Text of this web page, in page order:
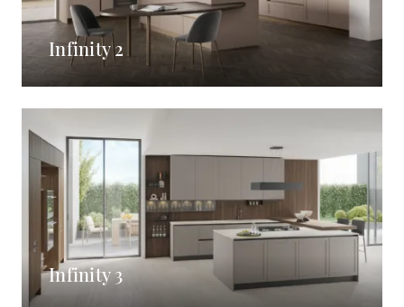
Infinity 2
Infinity 3